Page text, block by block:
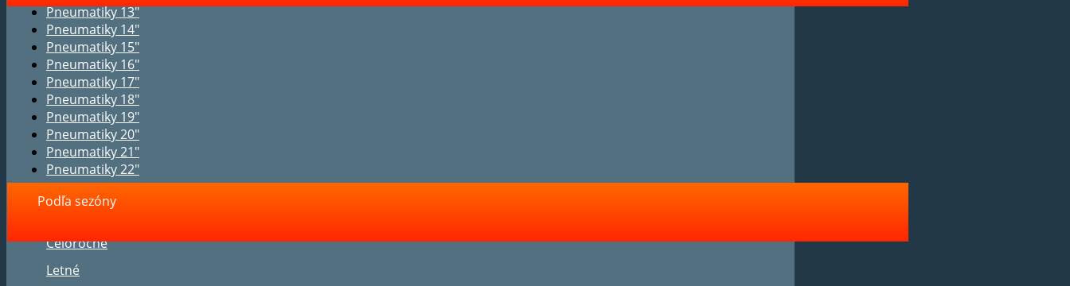
Pneumatiky 13"
Pneumatiky 14"
Pneumatiky 15"
Pneumatiky 16"
Pneumatiky 17"
Pneumatiky 18"
Pneumatiky 19"
Pneumatiky 20"
Pneumatiky 21"
Pneumatiky 22"
Podľa sezóny
Celoročné
Letné